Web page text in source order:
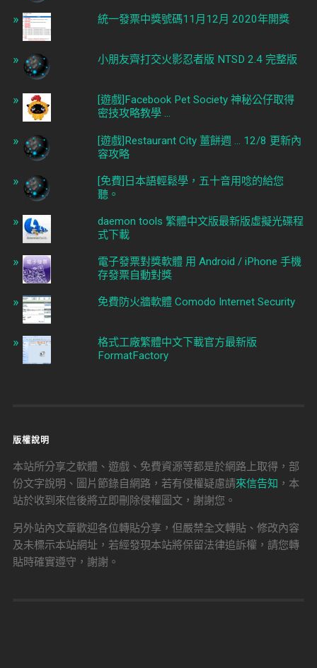
統一發票中獎號碼11月12月 2020年開獎
小朋友齊打交火影忍者版 NTSD 2.4 完整版
[遊戲]Facebook Pet Society 神秘公仔取得
密技攻略教學 ...
[遊戲]Restaurant City 薑餅週 ... 12/8 更新內
容攻略
[免費]日本語輕鬆學，五十音用唸的給您
聽。
daemon tools 繁體中文版最新版虛擬光碟程
式下載
電子發票對獎軟體 用 Android / iPhone 手機
存發票自動對獎
免費防火牆軟體 Comodo Internet Security
格式工廠繁體中文下載官方最新版
FormatFactory
版權說明
本站所分享之軟體、遊戲、免費資源等都是於網路上取得，部
份文字說明、圖片節錄自網路，若有侵權疑慮請來信告知 ，本
站於收到來信後將立即刪除侵權圖文，謝謝您。
另外站內文章歡迎各位轉貼分享，但嚴禁全文轉貼、修改內容
及未標示本站網址，若經發現本站將保留法律追訴權，請您轉
貼時確實遵守，謝謝。